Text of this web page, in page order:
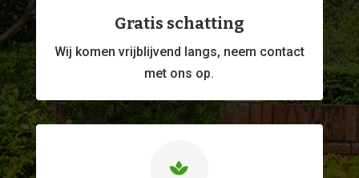
Gratis schatting
Wij komen vrijblijvend langs, neem contact
met ons op.
